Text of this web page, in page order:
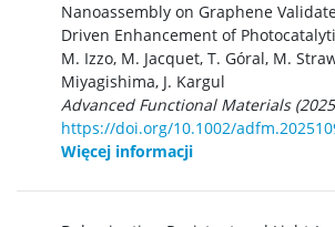
Nanoassembly on Graphene
Driven Enhancement of
M. Izzo, M. Jacquet, T. Góral, M.
Miyagishima, J. Kargul
Advanced Functional Materials
https://doi.org/10.1002/
Więcej informacji